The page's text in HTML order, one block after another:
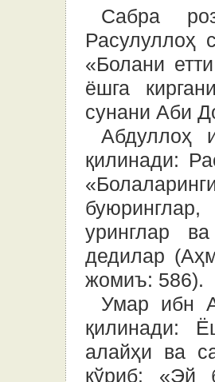
Сабра
Расулуллоҳ
«Болани
ёшга
сунани Аби
Абдуллоҳ
қилинади:
уринглар
дедилар
жомиъ: 586).
Умар ибн
қилинади:
алайҳи ва
кўриб: «Эй